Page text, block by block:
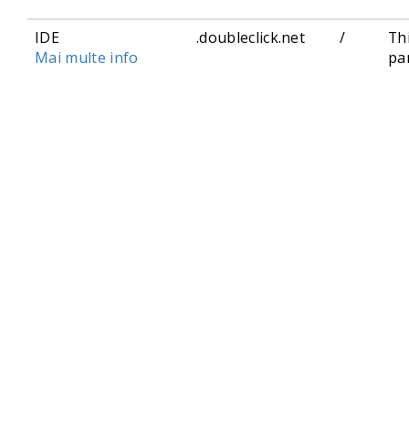
IDE
Mai multe info
.doubleclick.net /